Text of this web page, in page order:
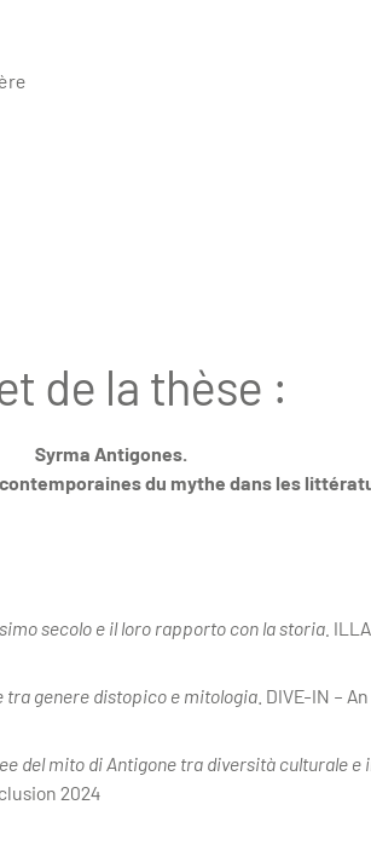
de la thèse :
Syrma Antigones.
du mythe dans les
secolo e il loro rapporto con la storia.
genere distopico e mitologia. DIVE-IN –
del mito di Antigone tra diversità culturale e
2024